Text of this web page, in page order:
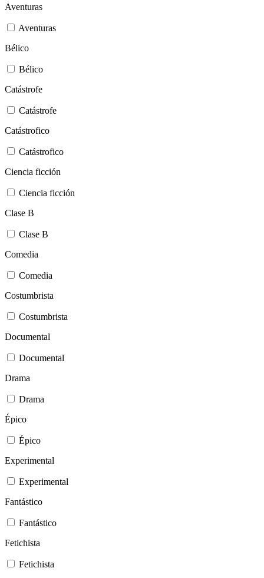
Aventuras
Aventuras
Bélico
Bélico
Catástrofe
Catástrofe
Catástrofico
Catástrofico
Ciencia ficción
Ciencia ficción
Clase B
Clase B
Comedia
Comedia
Costumbrista
Costumbrista
Documental
Documental
Drama
Drama
Épico
Épico
Experimental
Experimental
Fantástico
Fantástico
Fetichista
Fetichista